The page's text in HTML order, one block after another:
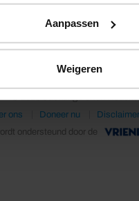
Aanpassen
Weigeren
© 2026 Stichting Forten
ons
Doneer nu Disclaimer
ondersteund door de